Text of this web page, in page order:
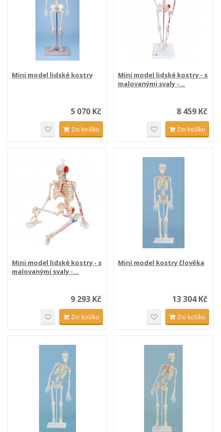
Mini model lidské kostry
5 070 Kč
Do košíku
Mini model lidské kostry - s
malovanými svaly -...
8 459 Kč
Do košíku
Mini model lidské kostry - s
malovanými svaly -...
9 293 Kč
Do košíku
Mini model kostry člověka
13 304 Kč
Do košíku